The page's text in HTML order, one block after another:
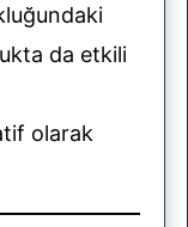
da etkili
olarak